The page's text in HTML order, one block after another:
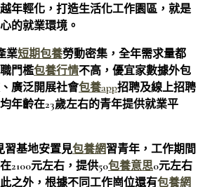
年輕化，打造生活化工作園區，就是
的就業環境。
業短期包養勞動密集，全年需求量都
職門檻包養行情不高，優宜家數據外包
廣泛開展社會包養app招聘及線上招聘
年齡在23歲左右的青年提供就業平
習基地安置見包養網習青年，工作期間
2100元左右，提供50包養意思0元左右
此之外，根據不同工作崗位還有包養網